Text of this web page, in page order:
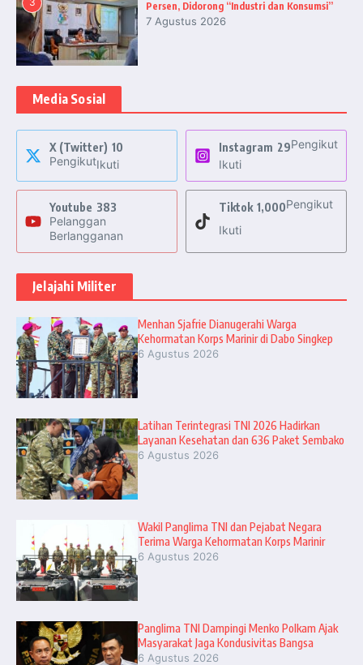
Persen, Didorong “Industri dan Konsumsi”
7 Agustus 2026
Media Sosial
X (Twitter) 10
PengikutIkuti
Instagram 29Pengikut
Ikuti
Youtube 383
Pelanggan
Berlangganan
Tiktok 1,000Pengikut
Ikuti
Jelajahi Militer
Menhan Sjafrie Dianugerahi Warga
Kehormatan Korps Marinir di Dabo Singkep
6 Agustus 2026
Latihan Terintegrasi TNI 2026 Hadirkan
Layanan Kesehatan dan 636 Paket Sembako
6 Agustus 2026
Wakil Panglima TNI dan Pejabat Negara
Terima Warga Kehormatan Korps Marinir
6 Agustus 2026
Panglima TNI Dampingi Menko Polkam Ajak
Masyarakat Jaga Kondusivitas Bangsa
6 Agustus 2026